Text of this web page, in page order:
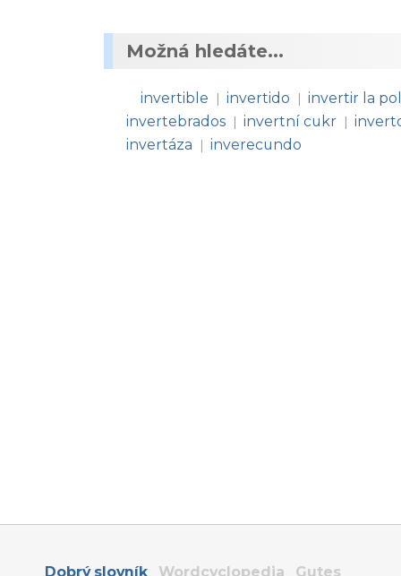
Možná hledáte...
invertible invertido
invertir la
invertebrados
invertní cukr
invertáza
inverecundo
Dobrý slovník Wordcyclopedia
Gutes